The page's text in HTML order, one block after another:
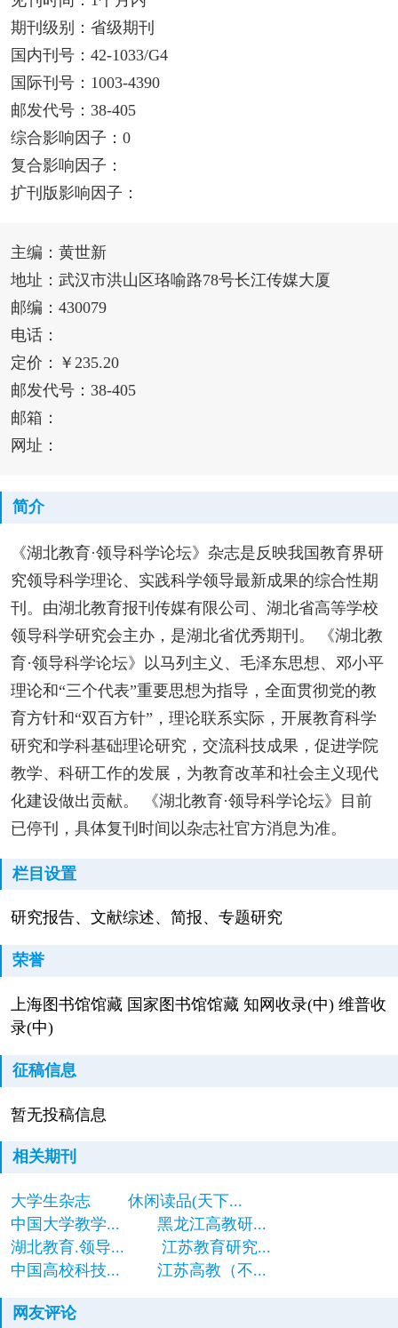
期刊级别：省级期刊
国内刊号：42-1033/G4
国际刊号：1003-4390
邮发代号：38-405
综合影响因子：0
复合影响因子：
扩刊版影响因子：
主编：黄世新
地址：武汉市洪山区珞喻路78号长江传媒大厦
邮编：430079
电话：
定价：￥235.20
邮发代号：38-405
邮箱：
网址：
简介
《湖北教育·领导科学论坛》杂志是反映我国教育界研
究领导科学理论、实践科学领导最新成果的综合性期
刊。由湖北教育报刊传媒有限公司、湖北省高等学校
领导科学研究会主办，是湖北省优秀期刊。 《湖北教
育·领导科学论坛》以马列主义、毛泽东思想、邓小平
理论和“三个代表”重要思想为指导，全面贯彻党的教
育方针和“双百方针”，理论联系实际，开展教育科学
研究和学科基础理论研究，交流科技成果，促进学院
教学、科研工作的发展，为教育改革和社会主义现代
化建设做出贡献。 《湖北教育·领导科学论坛》目前
已停刊，具体复刊时间以杂志社官方消息为准。
栏目设置
研究报告、文献综述、简报、专题研究
荣誉
上海图书馆馆藏 国家图书馆馆藏 知网收录(中) 维普收
录(中)
征稿信息
暂无投稿信息
相关期刊
大学生杂志
休闲读品(天下...
中国大学教学...
黑龙江高教研...
湖北教育.领导...
江苏教育研究...
中国高校科技...
江苏高教（不...
网友评论